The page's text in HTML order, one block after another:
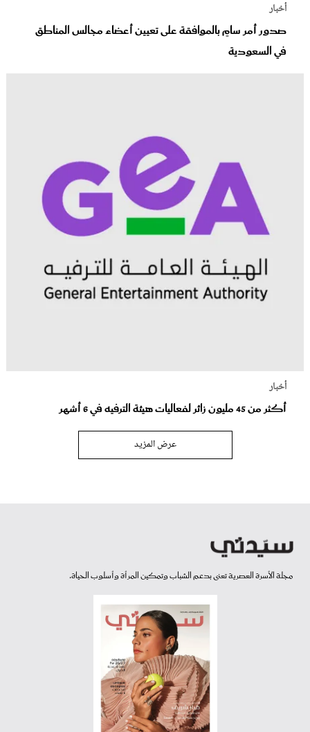
أخبار
صدور أمر سامٍ بالموافقة على تعيين أعضاء مجالس المناطق
في السعودية
أخبار
أكثر من 45 مليون زائر لفعاليات هيئة الترفيه في 6 أشهر
عرض المزيد
مجلة الأسرة العصرية تعنى بدعم الشباب وتمكين المرأة وأسلوب الحياة.